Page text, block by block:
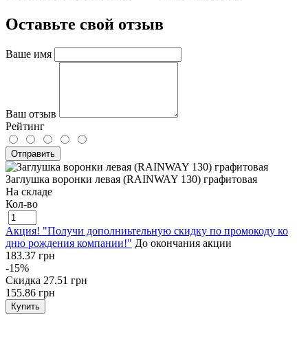
Оставьте свой отзыв
Ваше имя
Ваш отзыв
Рейтинг
Отправить
Заглушка воронки левая (RAINWAY 130) графитовая
На складе
Кол-во
Акция! "Получи дополниьтельную скидку по промокоду ко
дню рождения компании!" До окончания акции
183.37 грн
-15%
Скидка 27.51 грн
155.86 грн
Купить